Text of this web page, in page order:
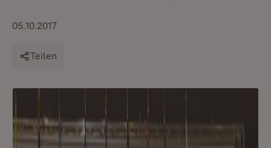
05.10.2017
Teilen